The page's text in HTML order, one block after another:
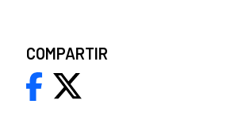
COMPARTIR